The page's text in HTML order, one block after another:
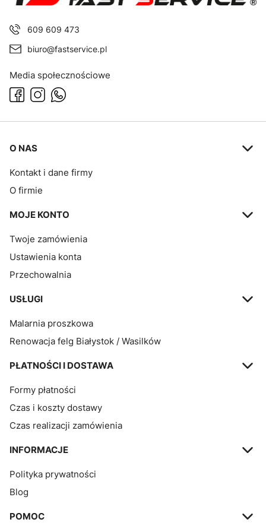
609 609 473
biuro@fastservice.pl
Media społecznościowe
Linki w stopce
O NAS
Kontakt i dane firmy
O firmie
MOJE KONTO
Twoje zamówienia
Ustawienia konta
Przechowalnia
USŁUGI
Malarnia proszkowa
Renowacja felg Białystok / Wasilków
PŁATNOŚCI I DOSTAWA
Formy płatności
Czas i koszty dostawy
Czas realizacji zamówienia
INFORMACJE
Polityka prywatności
Blog
POMOC